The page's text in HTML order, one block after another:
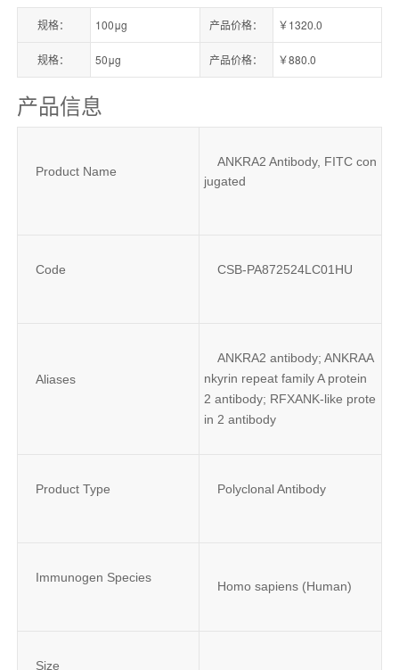
规格： 100μg 产品价格： ￥1320.0
规格： 50μg 产品价格： ￥880.0
产品信息
Product Name
ANKRA2 Antibody, FITC con
jugated
Code CSB-PA872524LC01HU
Aliases
ANKRA2 antibody; ANKRAA
nkyrin repeat family A protein
2 antibody; RFXANK-like prote
in 2 antibody
Product Type Polyclonal Antibody
Immunogen Species
Homo sapiens (Human)
Size